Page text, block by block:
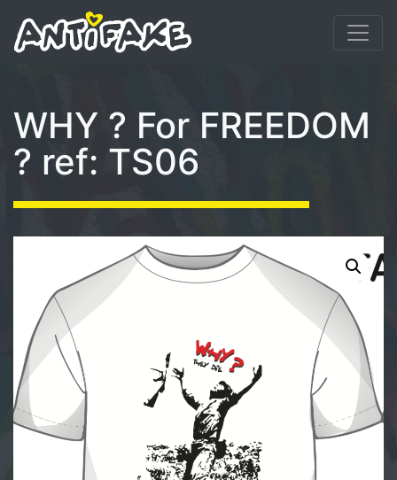
WHY ? For FREEDOM
? ref: TS06